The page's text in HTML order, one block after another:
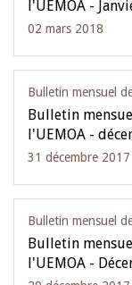
l'UEMOA -
02 mars 2018
Bulletin mensuel
Bulletin
l'UEMOA -
31 décembre 2017
Bulletin mensuel
Bulletin
l'UEMOA -